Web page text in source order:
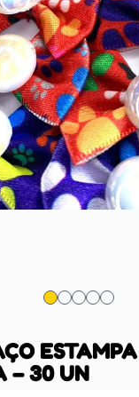
– 30 UN